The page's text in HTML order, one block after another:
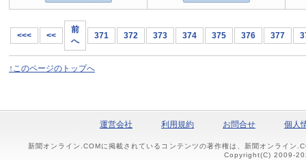
<<< <<
前
へ
371 372 373 374 375 376 377
↑このページのトップへ
運営会社 利用規約 お問合せ 個人
新聞オンライン.COMに掲載されているコンテンツの著作権は、新聞オンライン
Copyright(C) 2009-